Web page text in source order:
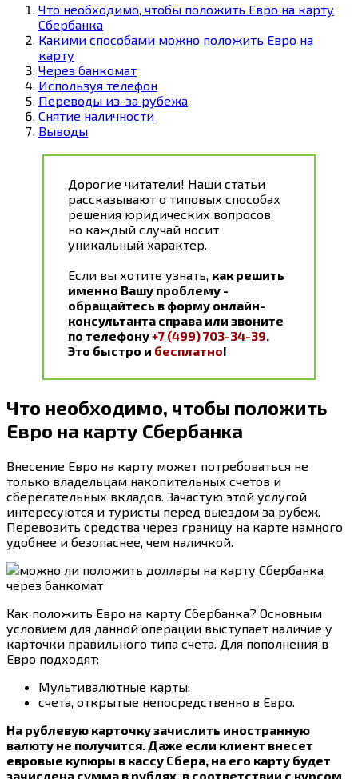
Что необходимо, чтобы положить Евро на карту
Сбербанка
Какими способами можно положить Евро на
карту
Через банкомат
Используя телефон
Переводы из-за рубежа
Снятие наличности
Выводы
Дорогие читатели! Наши статьи
рассказывают о типовых способах
решения юридических вопросов,
но каждый случай носит
уникальный характер.
Если вы хотите узнать, как решить
именно Вашу проблему -
обращайтесь в форму онлайн-
консультанта справа или звоните
по телефону+7 (499) 703-34-39.
Это быстро и бесплатно!
Что необходимо, чтобы положить
Евро на карту Сбербанка
Внесение Евро на карту может потребоваться не
только владельцам накопительных счетов и
сберегательных вкладов. Зачастую этой услугой
интересуются и туристы перед выездом за рубеж.
Перевозить средства через границу на карте намного
удобнее и безопаснее, чем наличкой.
Как положить Евро на карту Сбербанка? Основным
условием для данной операции выступает наличие у
карточки правильного типа счета. Для пополнения в
Евро подходят:
Мультивалютные карты;
счета, открытые непосредственно в Евро.
На рублевую карточку зачислить иностранную
валюту не получится. Даже если клиент внесет
евровые купюры в кассу Сбера, на его карту будет
зачислена сумма в рублях, в соответствии с курсом